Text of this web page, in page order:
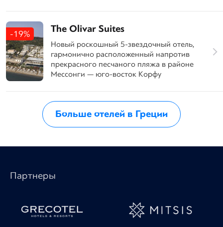
-19% The Olivar Suites
Новый роскошный 5-звездочный отель,
гармонично расположенный напротив
прекрасного песчаного пляжа в районе
Мессонги — юго-восток Корфу
Больше отелей в Греции
Партнеры